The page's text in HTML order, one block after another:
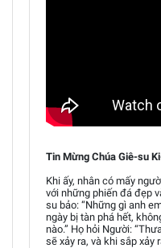
Tin Mừng Chúa Giê-su
Khi ấy, nhân có mấy
với những phiến đá đẹp
su bảo: “Những gì anh
ngày bị tàn phá hết,
nào.” Họ hỏi Người:
sẽ xảy ra, và khi sắp xảy